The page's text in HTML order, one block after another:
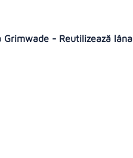
- Reutilizează lâna